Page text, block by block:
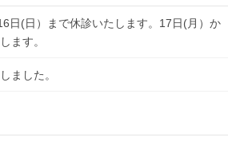
日(日）まで休診いたします。17日(月）か
ます。
ました。